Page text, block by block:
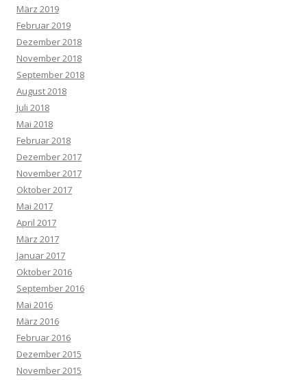
März 2019
Februar 2019
Dezember 2018
November 2018
September 2018
August 2018
Juli 2018
Mai 2018
Februar 2018
Dezember 2017
November 2017
Oktober 2017
Mai 2017
April 2017
März 2017
Januar 2017
Oktober 2016
September 2016
Mai 2016
März 2016
Februar 2016
Dezember 2015
November 2015